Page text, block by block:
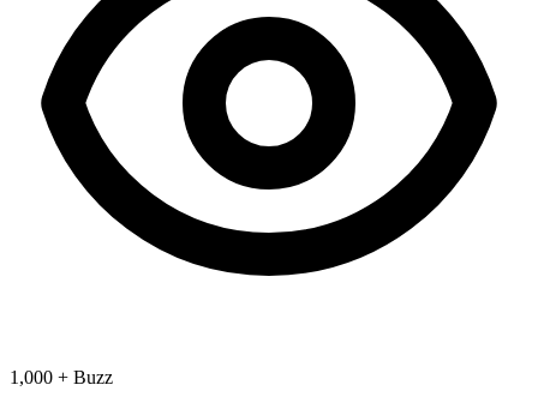
1,000 + Buzz